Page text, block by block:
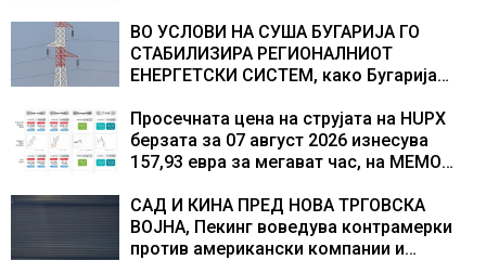
центри за податоци
ВО УСЛОВИ НА СУША БУГАРИЈА ГО
СТАБИЛИЗИРА РЕГИОНАЛНИОТ
ЕНЕРГЕТСКИ СИСТЕМ, како Бугарија
складирање на енергија од батерии
Просечната цена на струјата на HUPX
берзата за 07 август 2026 изнесува
157,93 евра за мегават час, на МЕМО
САД И КИНА ПРЕД НОВА ТРГОВСКА
ВОЈНА, Пекинг воведува контрамерки
против американски компании и